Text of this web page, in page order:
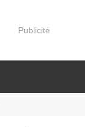
Publicité